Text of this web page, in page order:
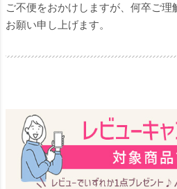
ご不便をおかけしますが、何卒ご理
お願い申し上げます。